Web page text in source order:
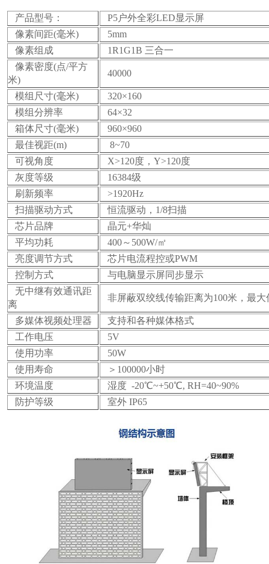
产品型号：
P5户外全彩LED显示屏
像素间距(毫米)
5mm
像素组成
1R1G1B 三合一
像素密度(点/平方
米)
40000
模组尺寸(毫米)
320×160
模组分辨率
64×32
箱体尺寸(毫米)
960×960
最佳视距(m)
8~70
可视角度
X>120度，Y>120度
灰度等级
16384级
刷新频率
>1920Hz
扫描驱动方式
恒流驱动，1/8扫描
芯片品牌
晶元+华灿
平均功耗
400～500W/㎡
亮度调节方式
芯片电流程控或PWM
控制方式
与电脑显示屏同步显示
无中继有效通讯距
离
非屏蔽双绞线传输距离为100米，最
多媒体视频处理器
支持和各种媒体格式
工作电压
5V
使用功率
50W
使用寿命
＞100000小时
环境温度
湿度 -20℃~+50℃, RH=40~90%
防护等级
室外 IP65